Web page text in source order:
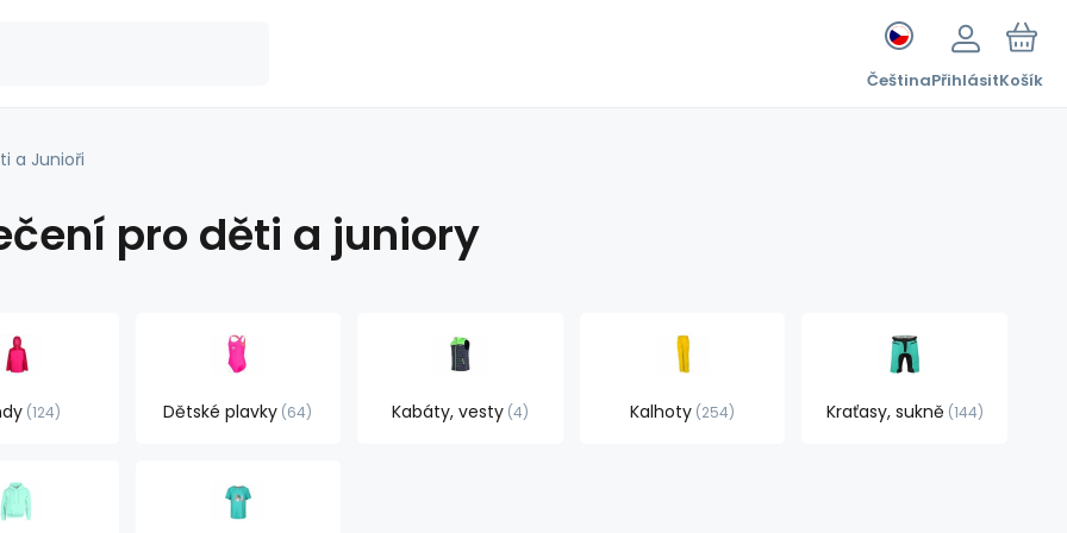
ČeštinaPřihlásitKošík
a Junioři
pro děti a juniory
124 Dětské plavky 64 Kabáty, vesty 4 Kalhoty 254 Kraťasy, sukně 144